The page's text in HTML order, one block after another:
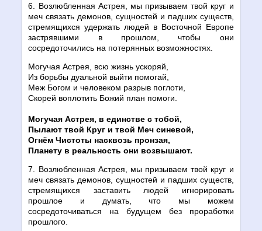
6. Возлюбленная Астрея, мы призываем твой круг и
меч связать демонов, сущностей и падших существ,
стремящихся удержать людей в Восточной Европе
застрявшими в прошлом, чтобы они
сосредоточились на потерянных возможностях.
Могучая Астрея, всю жизнь ускоряй,
Из борьбы дуальной выйти помогай,
Меж Богом и человеком разрыв поглоти,
Скорей воплотить Божий план помоги.
Могучая Астрея, в единстве с тобой,
Пылают твой Круг и твой Меч синевой,
Огнём Чистоты насквозь пронзая,
Планету в реальность они возвышают.
7. Возлюбленная Астрея, мы призываем твой круг и
меч связать демонов, сущностей и падших существ,
стремящихся заставить людей игнорировать
прошлое и думать, что мы можем
сосредоточиваться на будущем без проработки
прошлого.